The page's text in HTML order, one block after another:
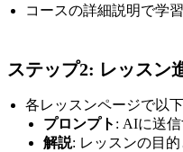
コースの詳細説明で学
ステップ2: レッスン
各レッスンページで以
プロンプト : AIに送
解説: レッスンの目